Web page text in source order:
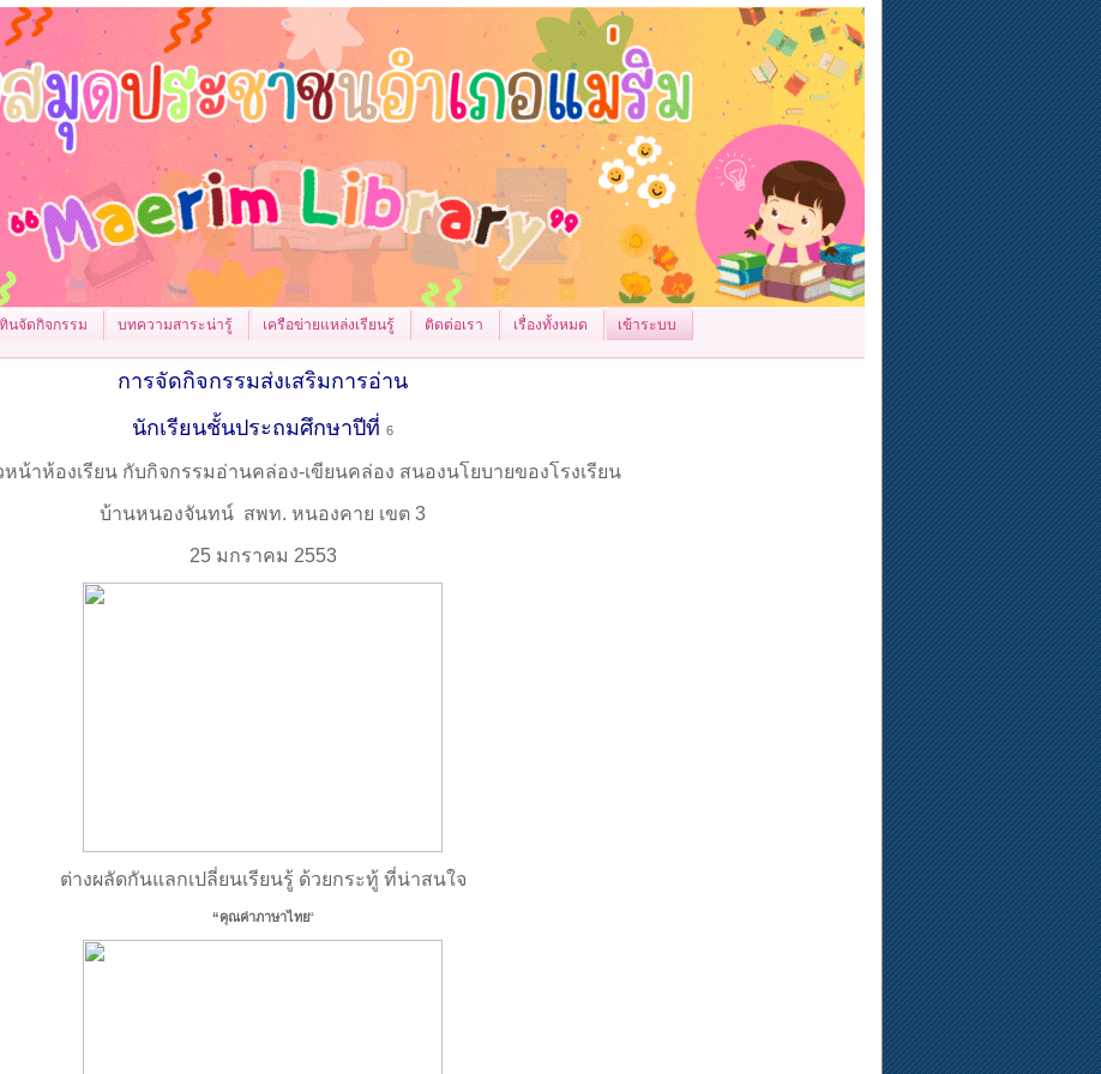
นจัดกิจกรรม บทความสาระน่ารู้ เครือข่ายแหล่งเรียนรู้ ติดต่อเรา เรื่องทั้งหมด เข้าระบบ
การจัดกิจกรรมส่งเสริมการอ่าน
นักเรียนชั้นประถมศึกษาปีที่ 6
หน้าห้องเรียน กับกิจกรรมอ่านคล่อง-เขียนคล่อง สนองนโยบายของโรงเรียน
บ้านหนองจันทน์ สพท. หนองคาย เขต 3
25 มกราคม 2553
ต่างผลัดกันแลกเปลี่ยนเรียนรู้ ด้วยกระทู้ ที่น่าสนใจ
“คุณค่าภาษาไทย“